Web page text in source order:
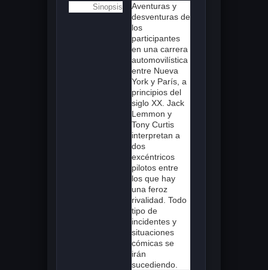
Sinopsis
Aventuras y
desventuras de
los
participantes
en una carrera
automovilística
entre Nueva
York y París, a
principios del
siglo XX. Jack
Lemmon y
Tony Curtis
interpretan a
dos
excéntricos
pilotos entre
los que hay
una feroz
rivalidad. Todo
tipo de
incidentes y
situaciones
cómicas se
irán
sucediendo.